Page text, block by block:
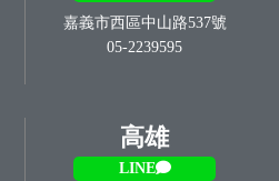
嘉義市西區中山路537號
05-2239595
高雄
LINE